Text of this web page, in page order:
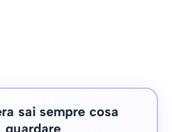
sai sempre cosa
guardare